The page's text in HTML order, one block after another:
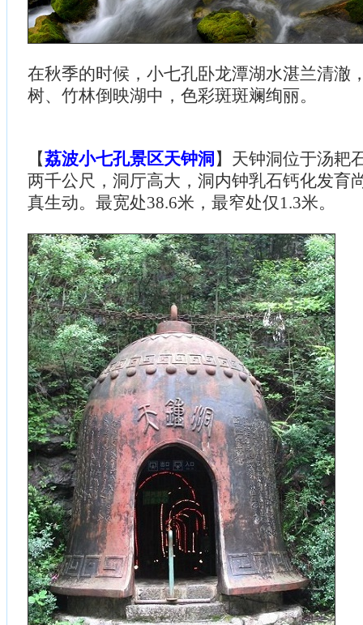
在秋季的时候，小七孔卧龙潭湖水湛兰清澈
树、竹林倒映湖中，色彩斑斑斓绚丽。
【荔波小七孔景区天钟洞 】天钟洞位于汤耙
两千公尺，洞厅高大，洞内钟乳石钙化发育
真生动。最宽处38.6米，最窄处仅1.3米。